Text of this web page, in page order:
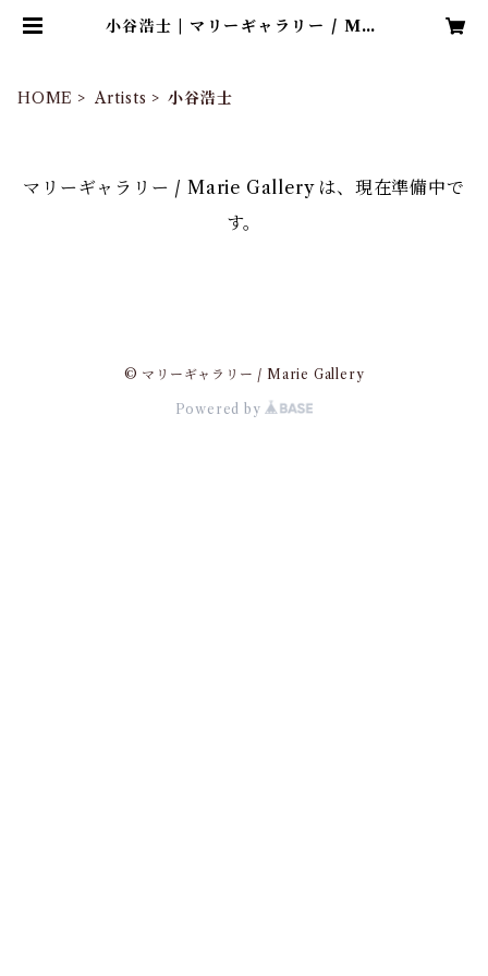
小谷浩士 | マリーギャラリー / Mar
HOME Artists 小谷浩士
マリーギャラリー / Marie Gallery は、現在準備中で
す。
© マリーギャラリー / Marie Gallery
Powered by